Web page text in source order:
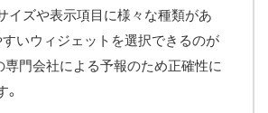
イズや表示項目に様々な種類があ
すいウィジェットを選択できるのが
専門会社による予報のため正確性に